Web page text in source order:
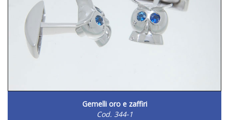
Gemelli oro e zaffiri
Cod. 344-1